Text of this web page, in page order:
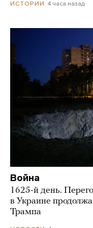
ИСТОРИИ 4 часа назад
Война
1625-й день.
в Украине
Трампа